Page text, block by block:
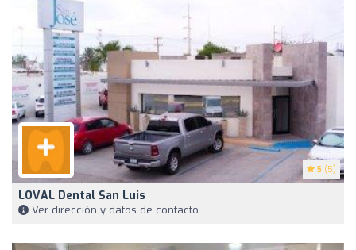
5 (5)
LOVAL Dental San Luis
Ver dirección y datos de contacto